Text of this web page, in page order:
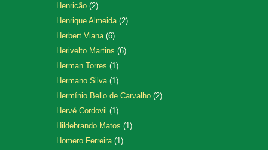
Henricão (2)
Henrique Almeida (2)
Herbert Viana (6)
Herivelto Martins (6)
Herman Torres (1)
Hermano Silva (1)
Hermínio Bello de Carvalho (2)
Hervé Cordovil (1)
Hildebrando Matos (1)
Homero Ferreira (1)